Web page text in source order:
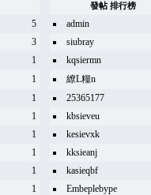
發帖 排行榜
5
admin
3
siubray
1
kqsiermn
1
繚L糧n
1
25365177
1
kbsieveu
1
kesievxk
1
kksieanj
1
kasieqbf
1
Embeplebype